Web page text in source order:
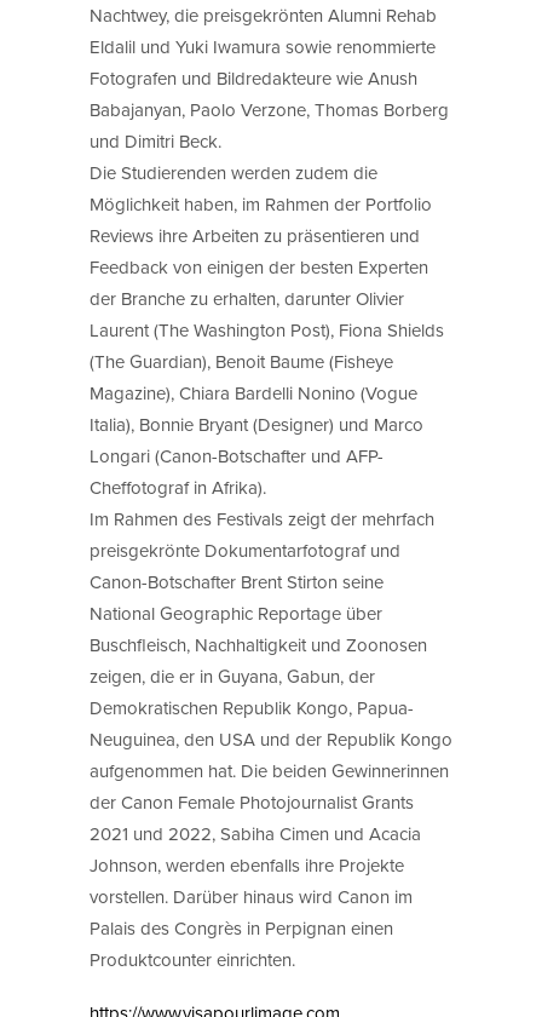
Nachtwey, die preisgekrönten Alumni Rehab
Eldalil und Yuki Iwamura sowie renommierte
Fotografen und Bildredakteure wie Anush
Babajanyan, Paolo Verzone, Thomas Borberg
und Dimitri Beck.
Die Studierenden werden zudem die
Möglichkeit haben, im Rahmen der Portfolio
Reviews ihre Arbeiten zu präsentieren und
Feedback von einigen der besten Experten
der Branche zu erhalten, darunter Olivier
Laurent (The Washington Post), Fiona Shields
(The Guardian), Benoit Baume (Fisheye
Magazine), Chiara Bardelli Nonino (Vogue
Italia), Bonnie Bryant (Designer) und Marco
Longari (Canon-Botschafter und AFP-
Cheffotograf in Afrika).
Im Rahmen des Festivals zeigt der mehrfach
preisgekrönte Dokumentarfotograf und
Canon-Botschafter Brent Stirton seine
National Geographic Reportage über
Buschfleisch, Nachhaltigkeit und Zoonosen
zeigen, die er in Guyana, Gabun, der
Demokratischen Republik Kongo, Papua-
Neuguinea, den USA und der Republik Kongo
aufgenommen hat. Die beiden Gewinnerinnen
der Canon Female Photojournalist Grants
2021 und 2022, Sabiha Cimen und Acacia
Johnson, werden ebenfalls ihre Projekte
vorstellen. Darüber hinaus wird Canon im
Palais des Congrès in Perpignan einen
Produktcounter einrichten.